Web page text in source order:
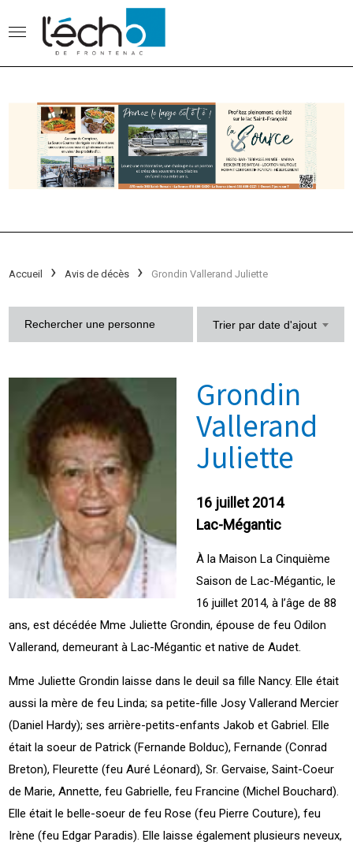
Accueil Avis de décès Grondin Vallerand Juliette
Trier par date d'ajout
Grondin
Vallerand
Juliette
16 juillet 2014
Lac-Mégantic
À la Maison La Cinquième
Saison de Lac-Mégantic, le
16 juillet 2014, à l’âge de 88
ans, est décédée Mme Juliette Grondin, épouse de feu Odilon
Vallerand, demeurant à Lac-Mégantic et native de Audet.
Mme Juliette Grondin laisse dans le deuil sa fille Nancy. Elle était
aussi la mère de feu Linda; sa petite-fille Josy Vallerand Mercier
(Daniel Hardy); ses arrière-petits-enfants Jakob et Gabriel. Elle
était la soeur de Patrick (Fernande Bolduc), Fernande (Conrad
Breton), Fleurette (feu Auré Léonard), Sr. Gervaise, Saint-Coeur
de Marie, Annette, feu Gabrielle, feu Francine (Michel Bouchard).
Elle était le belle-soeur de feu Rose (feu Pierre Couture), feu
Irène (feu Edgar Paradis). Elle laisse également plusieurs neveux,